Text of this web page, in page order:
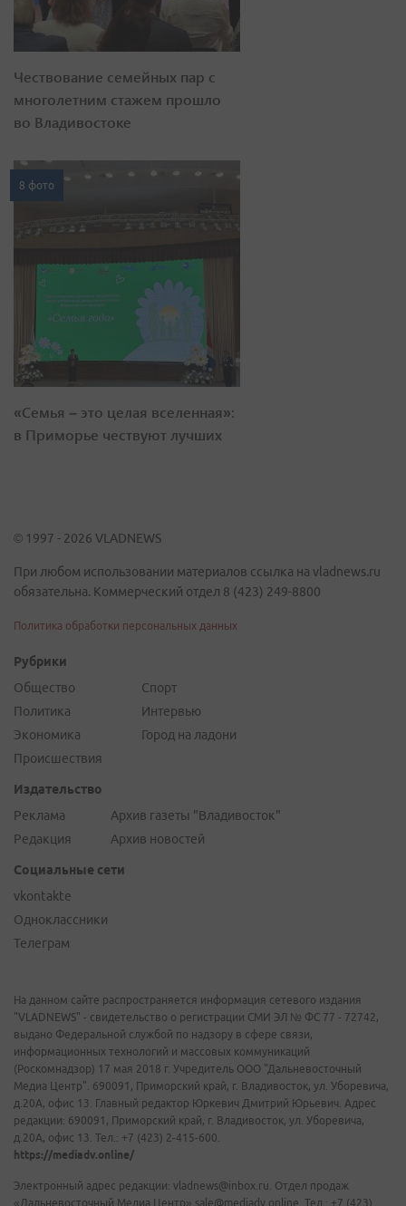
Чествование семейных пар с
многолетним стажем прошло
во Владивостоке
8 фото
«Семья – это целая вселенная»:
в Приморье чествуют лучших
© 1997 - 2026 VLADNEWS
При любом использовании материалов ссылка на vladnews.ru
обязательна. Коммерческий отдел 8 (423) 249-8800
Политика обработки персональных данных
Рубрики
Общество
Политика
Экономика
Происшествия
Спорт
Интервью
Город на ладони
Издательство
Реклама
Редакция
Архив газеты "Владивосток"
Архив новостей
Социальные сети
vkontakte
Одноклассники
Телеграм
На данном сайте распространяется информация сетевого издания
"VLADNEWS" - свидетельство о регистрации СМИ ЭЛ № ФС 77 - 72742,
выдано Федеральной службой по надзору в сфере связи,
информационных технологий и массовых коммуникаций
(Роскомнадзор) 17 мая 2018 г. Учредитель ООО "Дальневосточный
Медиа Центр". 690091, Приморский край, г. Владивосток, ул. Уборевича,
д.20А, офис 13. Главный редактор Юркевич Дмитрий Юрьевич. Адрес
редакции: 690091, Приморский край, г. Владивосток, ул. Уборевича,
д.20А, офис 13. Тел.: +7 (423) 2-415-600.
https://mediadv.online/
Электронный адрес редакции: vladnews@inbox.ru. Отдел продаж
«Дальневосточный Медиа Центр» sale@mediadv.online. Тел.: +7 (423)